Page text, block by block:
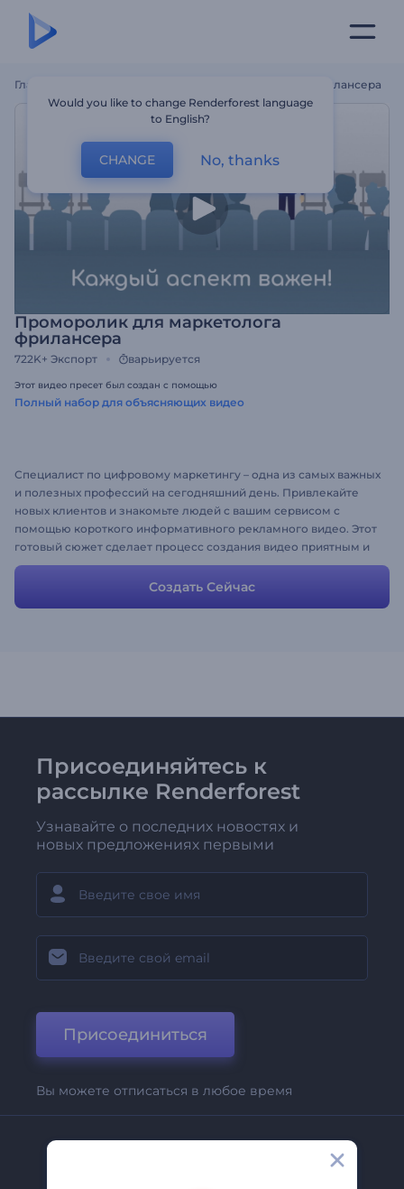
Главная Проморолик Для Маркетолога Фрилансера
Проморолик для маркетолога
фрилансера
722K+ Экспорт варьируется
Этот видео пресет был создан с помощью
Полный набор для объясняющих видео
Специалист по цифровому маркетингу – одна из самых важных
и полезных профессий на сегодняшний день. Привлекайте
новых клиентов и знакомьте людей с вашим сервисом с
помощью короткого информативного рекламного видео. Этот
готовый сюжет сделает процесс создания видео приятным и
удобным, и, кроме того, заметно его ускорит. Кстати, вы
можете поменять любые сцены и тексты, загрузить медиа-
файлы, настроить цвета и стили, чтобы добиться желаемого
Создать Сейчас
Присоединяйтесь к
рассылке Renderforest
Узнавайте о последних новостях и
новых предложениях первыми
Присоединиться
Вы можете отписаться в любое время
Would you like to change Renderforest language
to English?
CHANGE No, thanks